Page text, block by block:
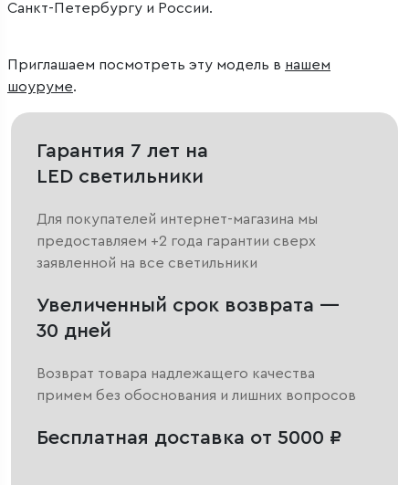
Санкт-Петербургу и России.
Приглашаем посмотреть эту модель в нашем
шоуруме.
Гарантия 7 лет на
LED светильники
Для покупателей интернет-магазина мы
предоставляем +2 года гарантии сверх
заявленной на все светильники
Увеличенный срок возврата —
30 дней
Возврат товара надлежащего качества
примем без обоснования и лишних вопросов
Бесплатная доставка от 5000 ₽